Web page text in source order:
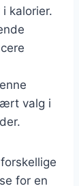
kalorier.
valg i
for en